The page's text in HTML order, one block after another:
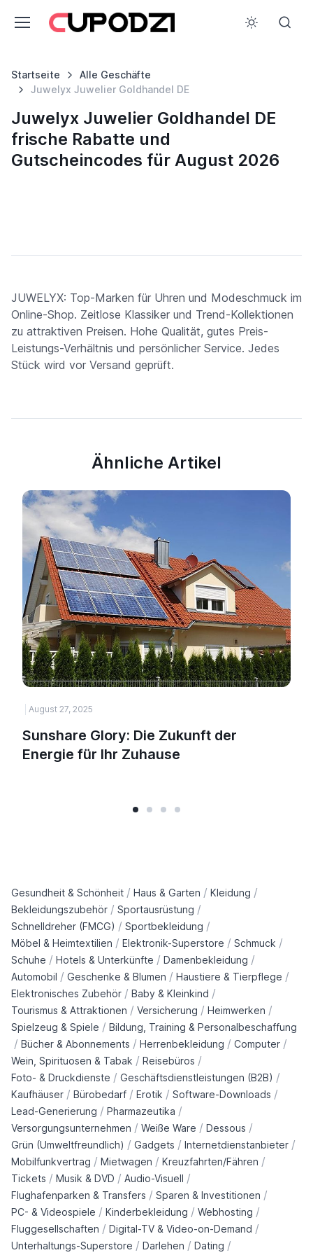
Startseite
Alle Geschäfte
Juwelyx Juwelier Goldhandel DE
Juwelyx Juwelier Goldhandel DE
frische Rabatte und
Gutscheincodes für August 2026
JUWELYX: Top-Marken für Uhren und Modeschmuck im
Online-Shop. Zeitlose Klassiker und Trend-Kollektionen
zu attraktiven Preisen. Hohe Qualität, gutes Preis-
Leistungs-Verhältnis und persönlicher Service. Jedes
Stück wird vor Versand geprüft.
Ähnliche Artikel
August 27, 2025
Sunshare Glory: Die Zukunft der
Energie für Ihr Zuhause
Gesundheit & Schönheit / Haus & Garten / Kleidung /
Bekleidungszubehör / Sportausrüstung /
Schnelldreher (FMCG) / Sportbekleidung /
Möbel & Heimtextilien / Elektronik-Superstore / Schmuck /
Schuhe / Hotels & Unterkünfte / Damenbekleidung /
Automobil / Geschenke & Blumen / Haustiere & Tierpflege /
Elektronisches Zubehör / Baby & Kleinkind /
Tourismus & Attraktionen / Versicherung / Heimwerken /
Spielzeug & Spiele / Bildung, Training & Personalbeschaffung
/ Bücher & Abonnements / Herrenbekleidung / Computer /
Wein, Spirituosen & Tabak / Reisebüros /
Foto- & Druckdienste / Geschäftsdienstleistungen (B2B) /
Kaufhäuser / Bürobedarf / Erotik / Software-Downloads /
Lead-Generierung / Pharmazeutika /
Versorgungsunternehmen / Weiße Ware / Dessous /
Grün (Umweltfreundlich) / Gadgets / Internetdienstanbieter /
Mobilfunkvertrag / Mietwagen / Kreuzfahrten/Fähren /
Tickets / Musik & DVD / Audio-Visuell /
Flughafenparken & Transfers / Sparen & Investitionen /
PC- & Videospiele / Kinderbekleidung / Webhosting /
Fluggesellschaften / Digital-TV & Video-on-Demand /
Unterhaltungs-Superstore / Darlehen / Dating /